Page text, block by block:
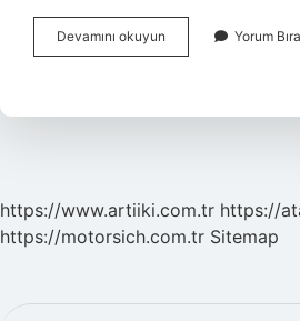
Devamını okuyun
Zaman
Yorum
https://www.artiiki.com.tr https://
https://motorsich.com.tr Sitemap